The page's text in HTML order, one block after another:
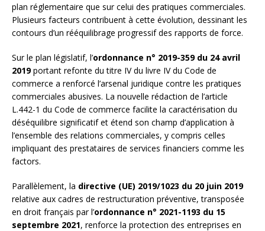
plan réglementaire que sur celui des pratiques commerciales.
Plusieurs facteurs contribuent à cette évolution, dessinant les
contours d’un rééquilibrage progressif des rapports de force.
Sur le plan législatif, l’ordonnance n° 2019-359 du 24 avril
2019portant refonte du titre IV du livre IV du Code de
commerce a renforcé l’arsenal juridique contre les pratiques
commerciales abusives. La nouvelle rédaction de l’article
L.442-1 du Code de commerce facilite la caractérisation du
déséquilibre significatif et étend son champ d’application à
l’ensemble des relations commerciales, y compris celles
impliquant des prestataires de services financiers comme les
factors.
Parallèlement, la directive (UE) 2019/1023 du 20 juin 2019
relative aux cadres de restructuration préventive, transposée
en droit français par l’ordonnance n° 2021-1193 du 15
septembre 2021, renforce la protection des entreprises en